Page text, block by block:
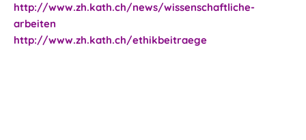
http://www.zh.kath.ch/news/wissenschaftliche-
arbeiten
http://www.zh.kath.ch/ethikbeitraege